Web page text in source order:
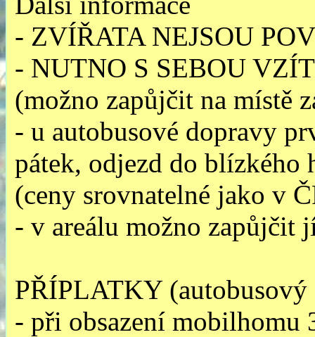
- ZVÍŘATA NEJSOU
- NUTNO S SEBOU
(možno zapůjčit na místě
- u autobusové dopravy
pátek, odjezd do blízkého
(ceny srovnatelné jako v
- v areálu možno zapůjčit
PŘÍPLATKY
- při obsazení mobilhomu